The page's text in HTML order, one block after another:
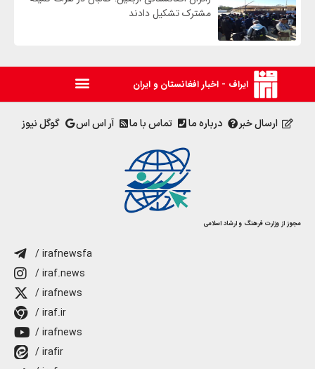
مشترک تشکیل دادند
ایراف - اخبار افغانستان و ایران
ارسال خبر درباره ما تماس با ما آر اس اس گوگل نیوز
مجوز از وزارت فرهنگ و ارشاد اسلامی
/ irafnewsfa
/ iraf.news
/ irafnews
/ iraf.ir
/ irafnews
/ irafir